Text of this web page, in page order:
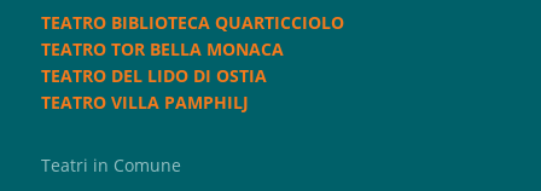
TEATRO BIBLIOTECA QUARTICCIOLO
TEATRO TOR BELLA MONACA
TEATRO DEL LIDO DI OSTIA
TEATRO VILLA PAMPHILJ
Teatri in Comune